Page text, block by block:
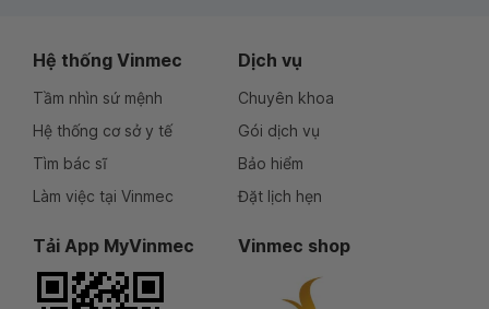
Hệ thống Vinmec
Tầm nhìn sứ mệnh
Hệ thống cơ sở y tế
Tìm bác sĩ
Làm việc tại Vinmec
Dịch vụ
Chuyên khoa
Gói dịch vụ
Bảo hiểm
Đặt lịch hẹn
Tải App MyVinmec Vinmec shop